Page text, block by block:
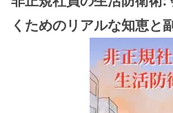
くためのリアルな知恵と